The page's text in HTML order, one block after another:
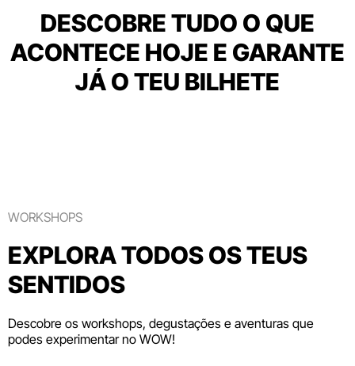
DESCOBRE TUDO O QUE
ACONTECE HOJE E GARANTE
JÁ O TEU BILHETE
WORKSHOPS
EXPLORA TODOS OS TEUS
SENTIDOS
Descobre os workshops, degustações e aventuras que
podes experimentar no WOW!